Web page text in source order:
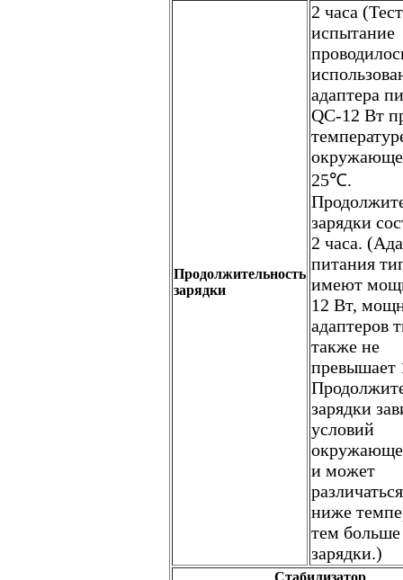
Продолжительность
зарядки
2 часа
испытание
адаптера
QC-12 Вт
25℃.
зарядки
2 часа.
питания
имеют
12 Вт,
адаптеров
также не
превышает
зарядки
условий
и может
ниже
тем
зарядки.)
Стабилизатор